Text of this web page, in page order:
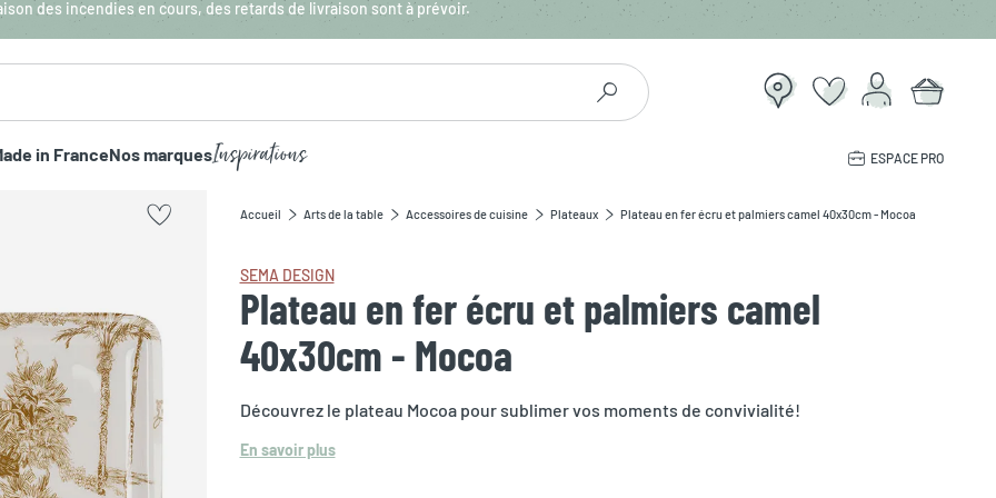
des incendies en cours, des retards de livraison sont à prévoir.
in FranceNos marquesInspirations ESPACE PRO
Accueil Arts de la table Accessoires de cuisine Plateaux Plateau en fer écru et palmiers camel 40x30cm - Mocoa
SEMA DESIGN
Plateau en fer écru et palmiers camel
40x30cm - Mocoa
Découvrez le plateau Mocoa pour sublimer vos moments de convivialité!
En savoir plus